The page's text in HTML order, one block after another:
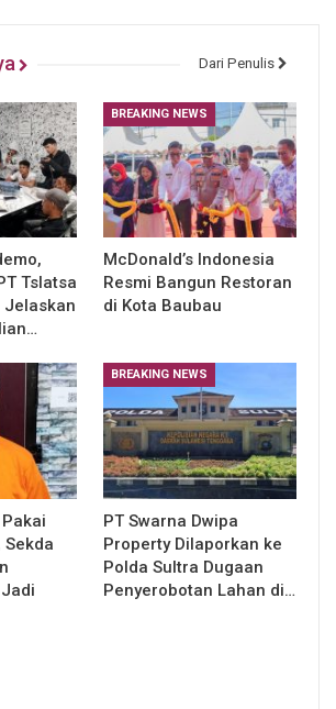
Dari Penulis
Tslatsa
Jelaskan
BREAKING NEWS
McDonald’s Indonesia
Resmi Bangun Restoran
di Kota Baubau
Sekda
BREAKING NEWS
PT Swarna Dwipa
Property Dilaporkan ke
Polda Sultra Dugaan
Penyerobotan Lahan di…